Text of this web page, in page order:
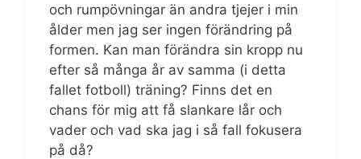
och rumpövningar än andra tjejer i min
ålder men jag ser ingen förändring på
formen. Kan man förändra sin kropp nu
efter så många år av samma (i detta
fallet fotboll) träning? Finns det en
chans för mig att få slankare lår och
vader och vad ska jag i så fall fokusera
på då?